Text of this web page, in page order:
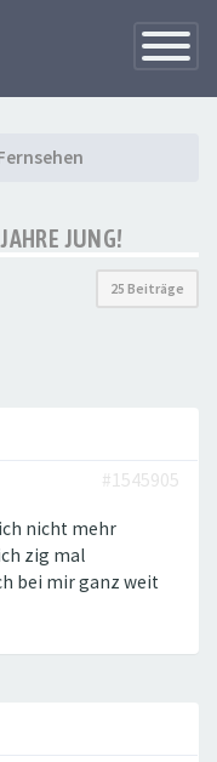
JUNG!
25 Beiträge
#1545905
nicht mehr
zig mal
bei mir ganz weit